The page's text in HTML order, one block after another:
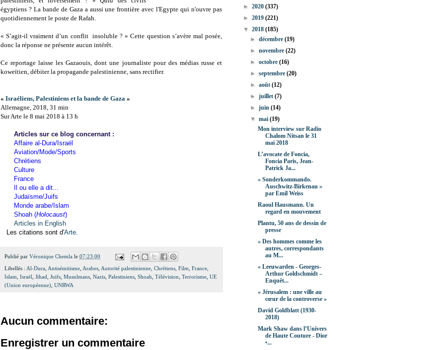
égyptiens ? La bande de Gaza a aussi une frontière avec l'Egypte qui n'ouvre pas
quotidiennement le poste de Rafah.
« S’agit-il vraiment d’un conflit insoluble ? » Cette question s’avère mal posée,
donc la réponse ne présente aucun intérêt.
Ce reportage laisse les Gazaouis, dont une journaliste pour des médias russe et
koweïtien, débiter la propagande palestinienne, sans rectifier.
« Israéliens, Palestiniens et la bande de Gaza »
Allemagne, 2018, 31 min
Sur Arte le 8 mai 2018 à 13 h
Articles sur ce blog concernant :
Affaire al-Dura/Israël
Aviation/Mode/Sports
Chrétiens
Culture
France
Il ou elle a dit...
Judaïsme/Juifs
Monde arabe/Islam
Shoah (Holocaust)
Articles in English
Les citations sont d'Arte.
Publié par Véronique Chemla le 07:23:00
Libellés : Al-Dura, Antisémitisme, Arabes, Autorité palestinienne, Chrétiens, Film, France,
Islam, Israël, Jihad, Juifs, Musulmans, Nazis, Palestiniens, Shoah, Télévision, Terrorisme, UE
(Union européenne), UNRWA
Aucun commentaire:
Enregistrer un commentaire
► 2020 (337)
► 2019 (221)
▼ 2018 (185)
►décembre(19)
►novembre(22)
►octobre(16)
►septembre(20)
►août(12)
►juillet(7)
►juin(14)
▼mai(19)
Mon interview sur Radio
Chalom Nitsan le 31
mai 2018
L’avocate de Foncia,
Foncia Paris, Jean-
Patrick Ja...
« Sonderkommando.
Auschwitz-Birkenau »
par Emil Weiss
Raoul Hausmann. Un
regard en mouvement
Plantu, 50 ans de dessin de
presse
« Des hommes comme les
autres, correspondants
au M...
« Leeuwarden - Georges-
Arthur Goldschmidt –
Enquêt...
« Jérusalem : une ville au
cœur de la controverse »
David Goldblatt (1930-
2018)
Mark Shaw dans l’Univers
de Haute Couture - Dior
•...